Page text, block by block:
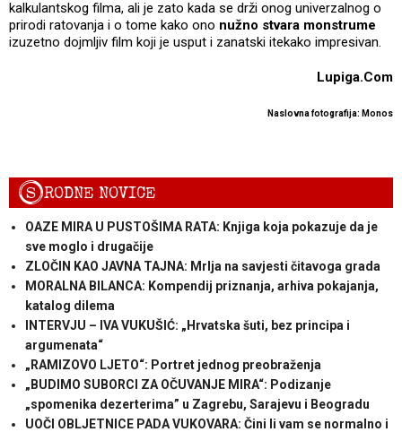
kalkulantskog filma, ali je zato kada se drži onog univerzalnog o
prirodi ratovanja i o tome kako ono nužno stvara monstrume
izuzetno dojmljiv film koji je usput i zanatski itekako impresivan.
Lupiga.Com
Naslovna fotografija: Monos
SRODNE NOVICE
OAZE MIRA U PUSTOŠIMA RATA: Knjiga koja pokazuje da je
sve moglo i drugačije
ZLOČIN KAO JAVNA TAJNA: Mrlja na savjesti čitavoga grada
MORALNA BILANCA: Kompendij priznanja, arhiva pokajanja,
katalog dilema
INTERVJU – IVA VUKUŠIĆ: „Hrvatska šuti, bez principa i
argumenata“
„RAMIZOVO LJETO“: Portret jednog preobraženja
„BUDIMO SUBORCI ZA OČUVANJE MIRA“: Podizanje
„spomenika dezerterima” u Zagrebu, Sarajevu i Beogradu
UOČI OBLJETNICE PADA VUKOVARA: Čini li vam se normalno i